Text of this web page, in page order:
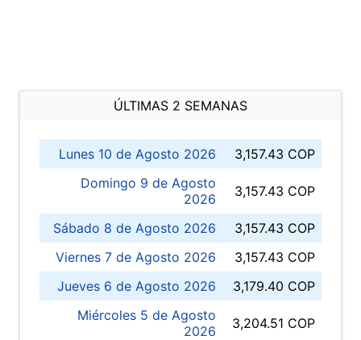
ÚLTIMAS 2 SEMANAS
Lunes 10 de Agosto 2026
3,157.43 COP
Domingo 9 de Agosto
2026
3,157.43 COP
Sábado 8 de Agosto 2026
3,157.43 COP
Viernes 7 de Agosto 2026
3,157.43 COP
Jueves 6 de Agosto 2026
3,179.40 COP
Miércoles 5 de Agosto
2026
3,204.51 COP